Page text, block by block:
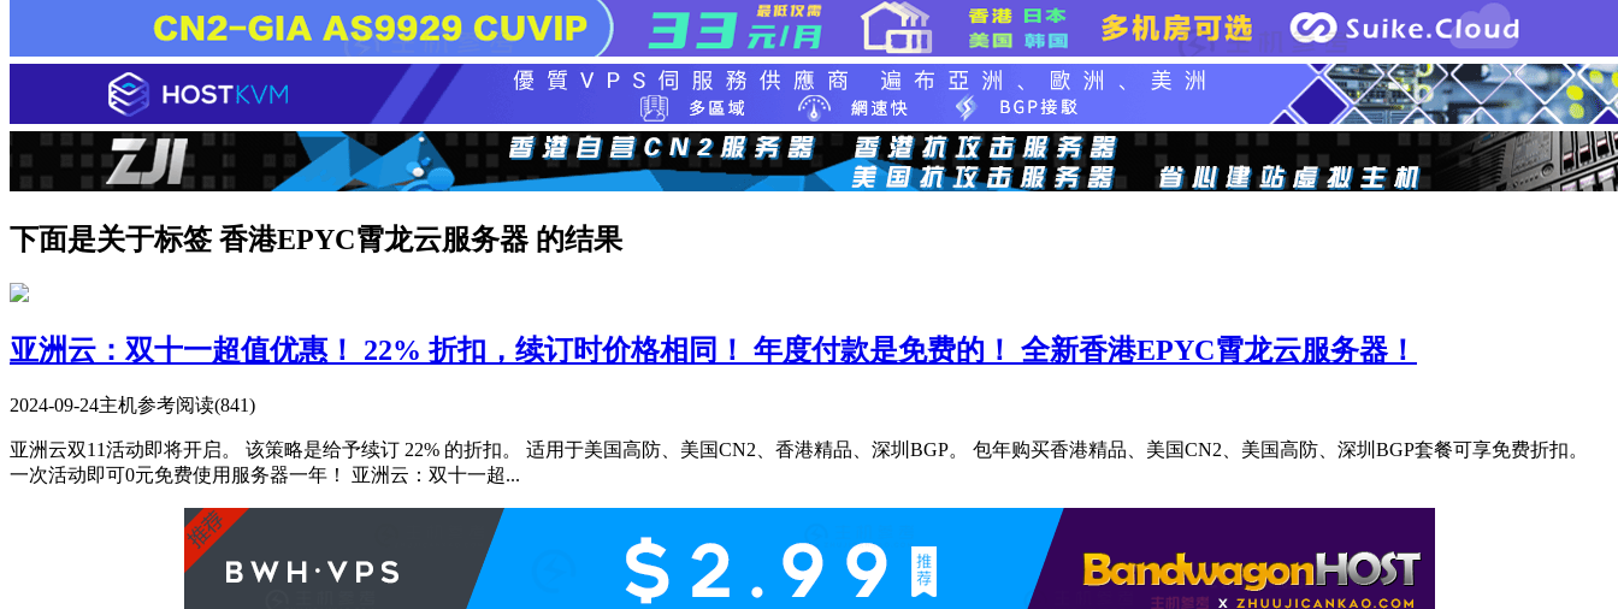
下面是关于标签 香港EPYC霄龙云服务器 的结果
亚洲云：双十一超值优惠！ 22% 折扣，续订时价格相同！ 年度付款是免费的！ 全新香港EPYC霄龙云服务器！
2024-09-24主机参考阅读(841)
亚洲云双11活动即将开启。 该策略是给予续订 22% 的折扣。 适用于美国高防、美国CN2、香港精品、深圳BGP。 包年购买香港精品、美国CN2、美国高防、深圳BGP套餐可享免费折扣。
一次活动即可0元免费使用服务器一年！ 亚洲云：双十一超...